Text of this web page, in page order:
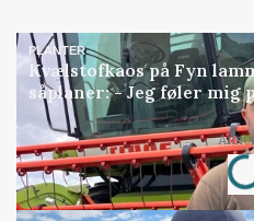
PLANTER
Kvælstofkaos på Fyn
såplaner: - Jeg føler mig